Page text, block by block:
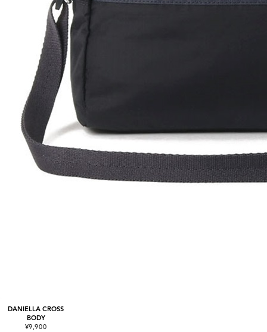
DANIELLA CROSS
BODY
¥9,900